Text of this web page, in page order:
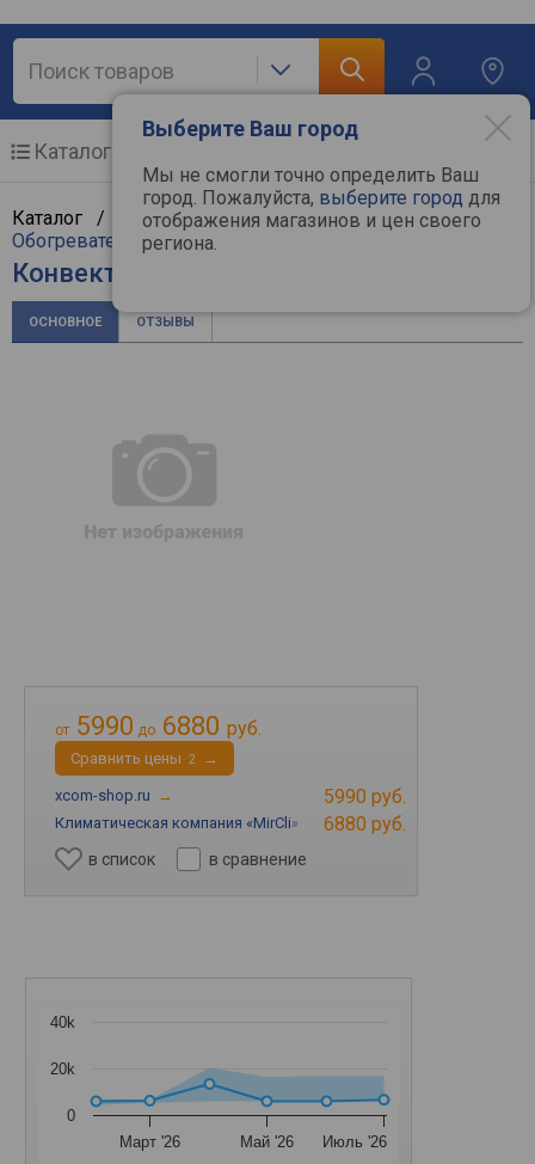
Выберите Ваш город
Мы не смогли точно определить Ваш
город. Пожалуйста, выберите город для
отображения магазинов и цен своего
региона.
Каталог
Каталог / Климат, отопление и водоснабжение/
Обогреватели
/Конвекторы
Конвектор Zilon ZHC-2000 SR3.0
ОСНОВНОЕ ОТЗЫВЫ
от 5990 до 6880 руб.
Cравнить цены 2 →
xcom-shop.ru → 5990 руб.
Климатическая компания «MirCli» 6880 руб.
в список в сравнение
Март '26 Май '26 Июль '26
0
20k
40k